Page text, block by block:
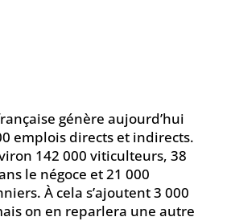
génère aujourd’hui
emplois directs et indirects.
142 000 viticulteurs, 38
le négoce et 21 000
À cela s’ajoutent 3 000
on en reparlera une autre